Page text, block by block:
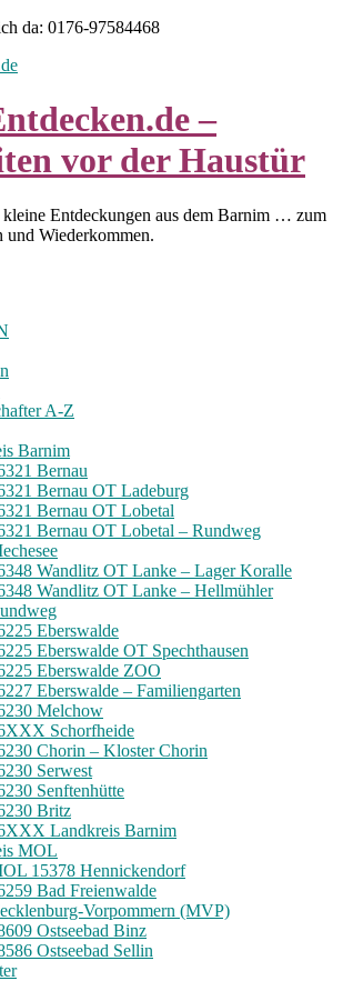
da: 0176-97584468
–
vor der Haustür
Entdeckungen aus dem Barnim … zum
und Wiederkommen.
A-Z
Barnim
Bernau
Bernau OT Ladeburg
Bernau OT Lobetal
Bernau OT Lobetal – Rundweg
Wandlitz OT Lanke – Lager Koralle
Wandlitz OT Lanke – Hellmühler
Eberswalde
Eberswalde OT Spechthausen
Eberswalde ZOO
Eberswalde – Familiengarten
Melchow
Schorfheide
Chorin – Kloster Chorin
Serwest
Senftenhütte
Britz
Landkreis Barnim
MOL
15378 Hennickendorf
Bad Freienwalde
Vorpommern (MVP)
Ostseebad Binz
Ostseebad Sellin